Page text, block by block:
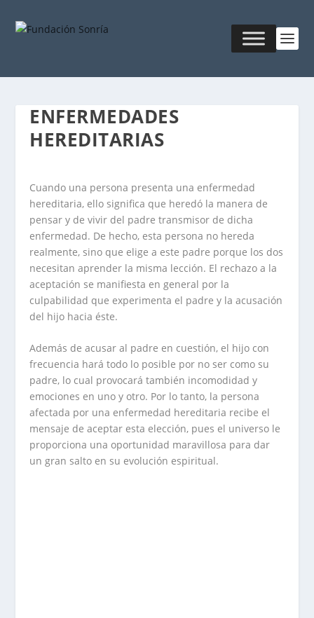
ENFERMEDADES
HEREDITARIAS
Cuando una persona presenta una enfermedad
hereditaria, ello significa que heredó la manera de
pensar y de vivir del padre transmisor de dicha
enfermedad. De hecho, esta persona no hereda
realmente, sino que elige a este padre porque los dos
necesitan aprender la misma lección. El rechazo a la
aceptación se manifiesta en general por la
culpabilidad que experimenta el padre y la acusación
del hijo hacia éste.
Además de acusar al padre en cuestión, el hijo con
frecuencia hará todo lo posible por no ser como su
padre, lo cual provocará también incomodidad y
emociones en uno y otro. Por lo tanto, la persona
afectada por una enfermedad hereditaria recibe el
mensaje de aceptar esta elección, pues el universo le
proporciona una oportunidad maravillosa para dar
un gran salto en su evolución espiritual.